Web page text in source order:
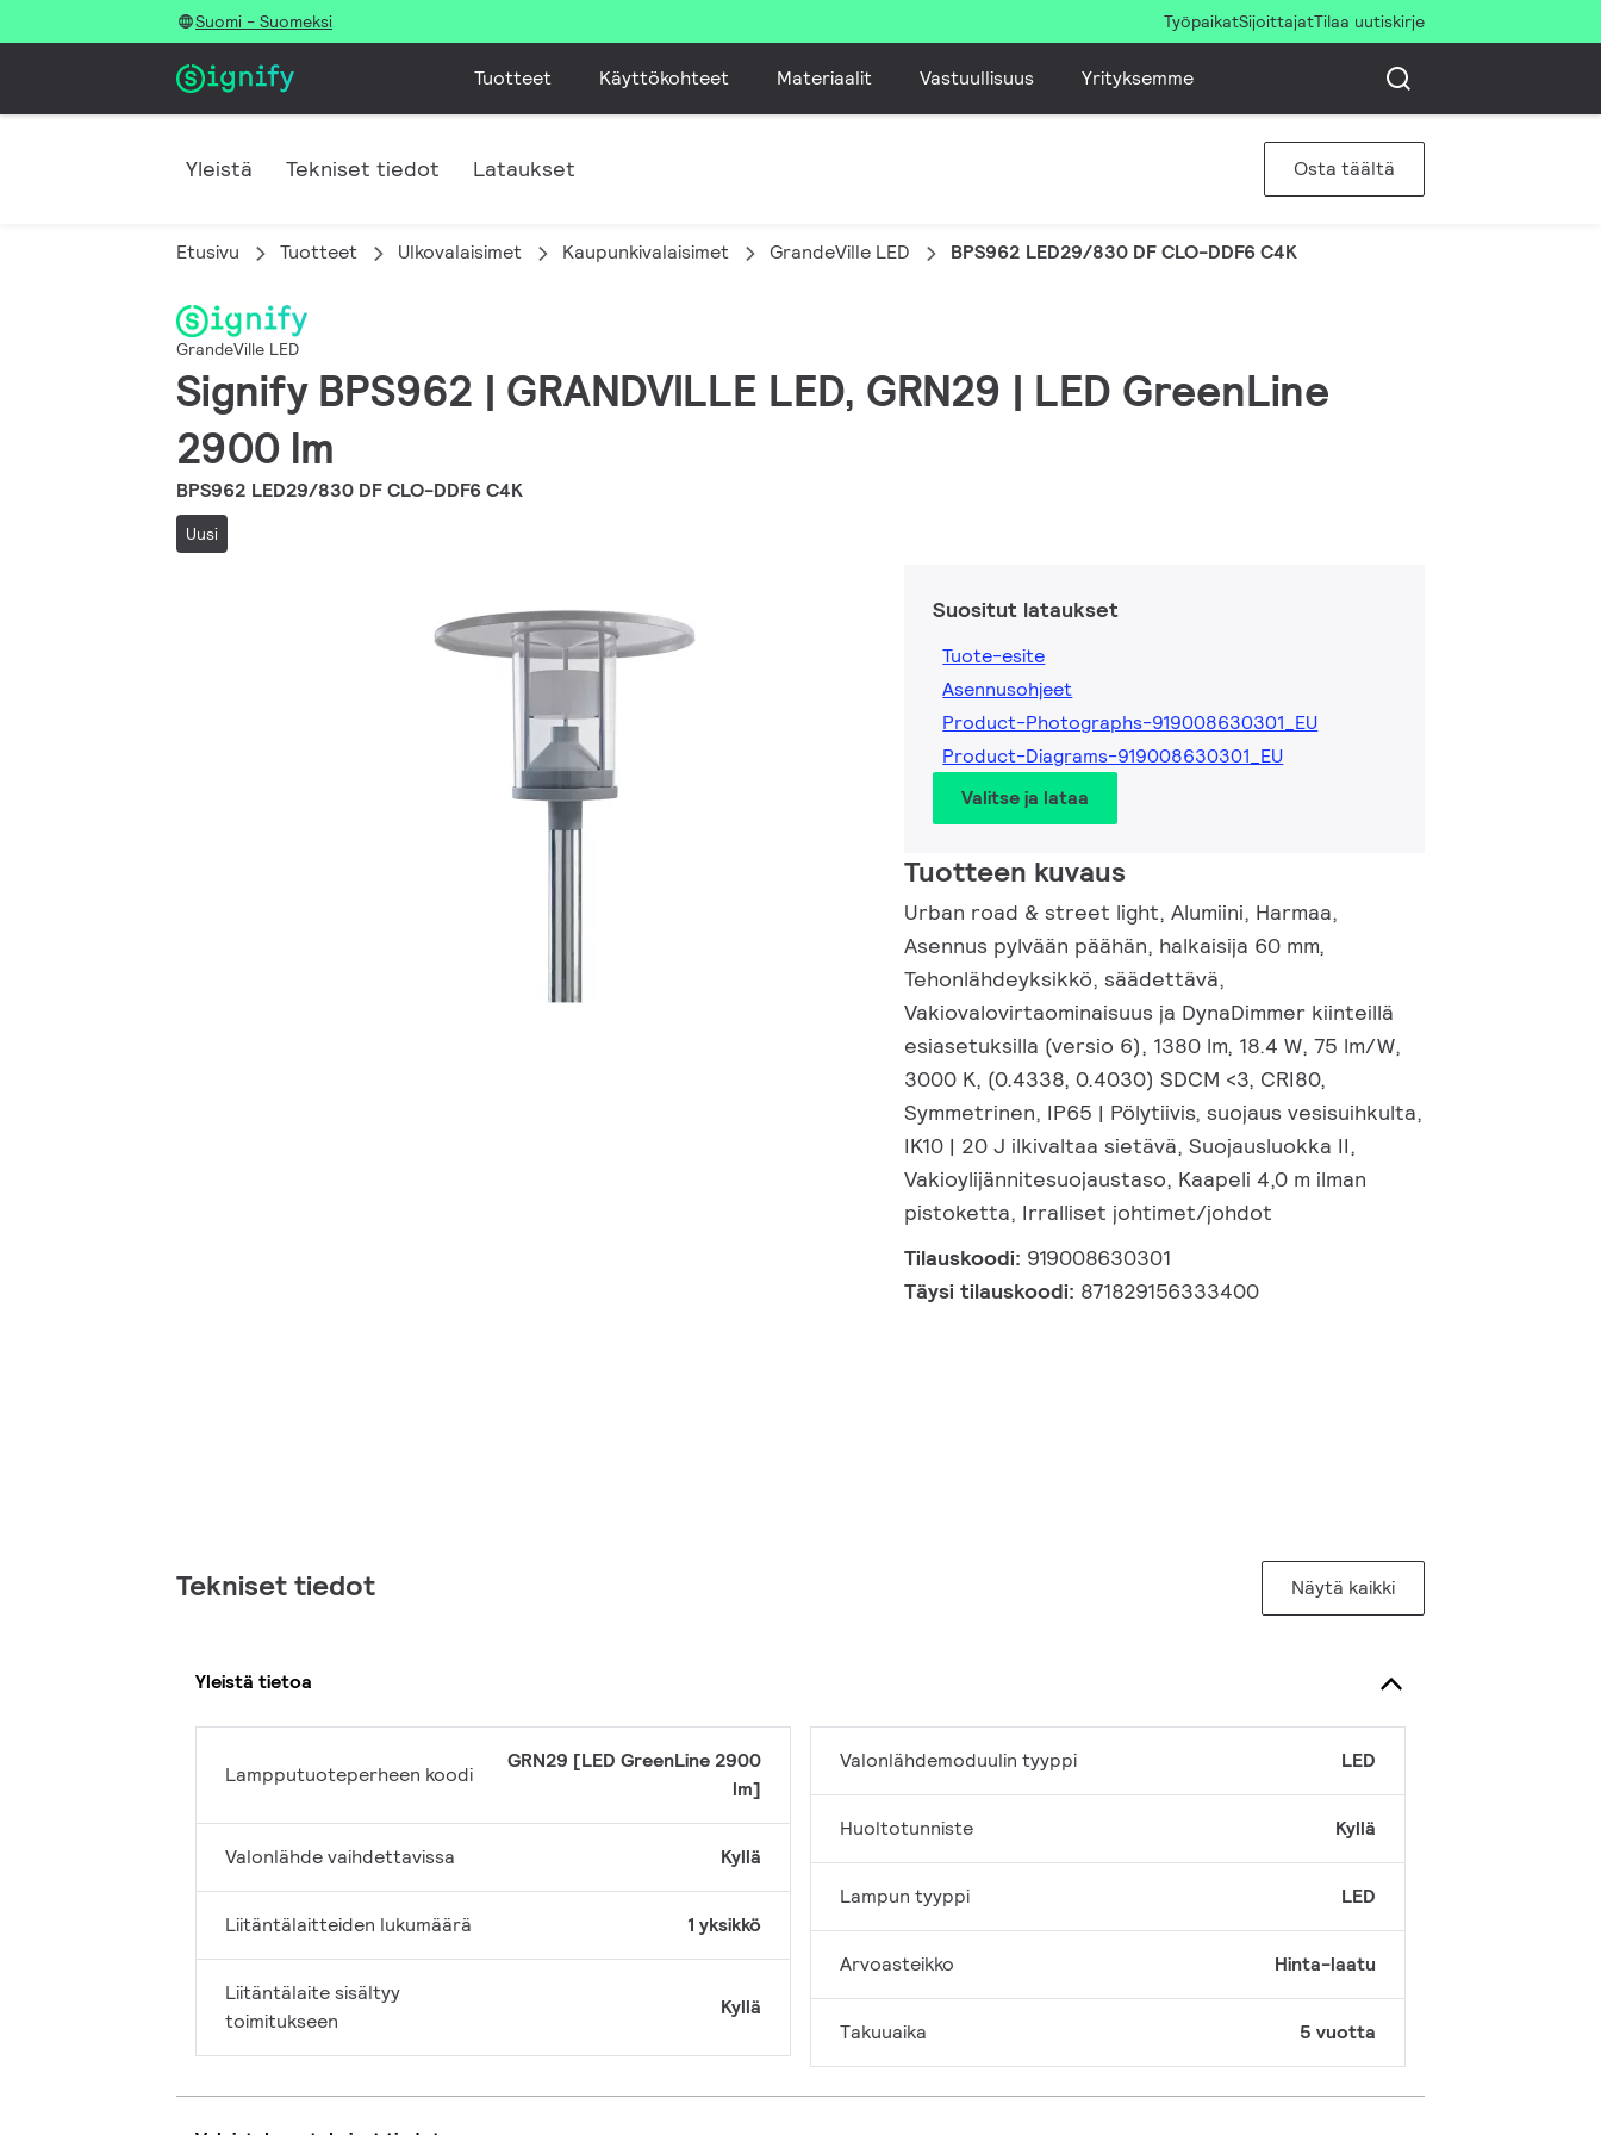
Suomi - Suomeksi TyöpaikatSijoittajatTilaa uutiskirje
Tuotteet Käyttökohteet Materiaalit Vastuullisuus Yrityksemme
Yleistä Tekniset tiedot Lataukset Osta täältä
Etusivu Tuotteet Ulkovalaisimet Kaupunkivalaisimet GrandeVille LED BPS962 LED29/830 DF CLO-DDF6 C4K
GrandeVille LED
Signify BPS962 | GRANDVILLE LED, GRN29 | LED GreenLine
2900 lm
BPS962 LED29/830 DF CLO-DDF6 C4K
Uusi
Suositut lataukset
Tuote-esite
Asennusohjeet
Product-Photographs-919008630301_EU
Product-Diagrams-919008630301_EU
Valitse ja lataa
Tuotteen kuvaus
Urban road & street light, Alumiini, Harmaa,
Asennus pylvään päähän, halkaisija 60 mm,
Tehonlähdeyksikkö, säädettävä,
Vakiovalovirtaominaisuus ja DynaDimmer kiinteillä
esiasetuksilla (versio 6), 1380 lm, 18.4 W, 75 lm/W,
3000 K, (0.4338, 0.4030) SDCM <3, CRI80,
Symmetrinen, IP65 | Pölytiivis, suojaus vesisuihkulta,
IK10 | 20 J ilkivaltaa sietävä, Suojausluokka II,
Vakioylijännitesuojaustaso, Kaapeli 4,0 m ilman
pistoketta, Irralliset johtimet/johdot
Tilauskoodi: 919008630301
Täysi tilauskoodi: 871829156333400
Tekniset tiedot Näytä kaikki
Yleistä tietoa
Lampputuoteperheen koodi
GRN29 [LED GreenLine 2900
lm]
Valonlähde vaihdettavissa Kyllä
Liitäntälaitteiden lukumäärä 1 yksikkö
Liitäntälaite sisältyy
toimitukseen
Kyllä
Valonlähdemoduulin tyyppi LED
Huoltotunniste Kyllä
Lampun tyyppi LED
Arvoasteikko Hinta-laatu
Takuuaika 5 vuotta